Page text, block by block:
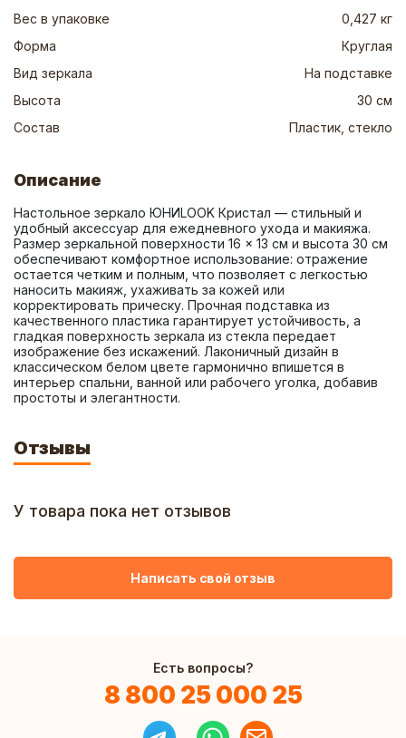
Вес в упаковке
0,427 кг
Форма
Круглая
Вид зеркала
На подставке
Высота
30 см
Состав
Пластик, стекло
Описание
Настольное зеркало ЮНИLOOK Кристал — стильный и
удобный аксессуар для ежедневного ухода и макияжа.
Размер зеркальной поверхности 16 × 13 см и высота 30 см
обеспечивают комфортное использование: отражение
остается четким и полным, что позволяет с легкостью
наносить макияж, ухаживать за кожей или
корректировать прическу. Прочная подставка из
качественного пластика гарантирует устойчивость, а
гладкая поверхность зеркала из стекла передает
изображение без искажений. Лаконичный дизайн в
классическом белом цвете гармонично впишется в
интерьер спальни, ванной или рабочего уголка, добавив
простоты и элегантности.
Отзывы
У товара пока нет отзывов
Написать свой отзыв
Есть вопросы?
8 800 25 000 25